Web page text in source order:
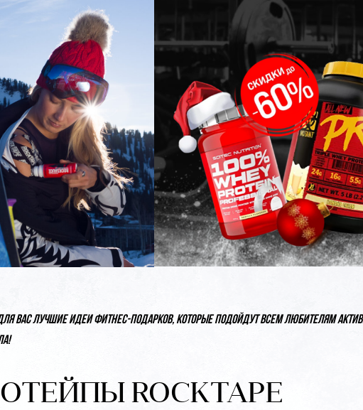
вас лучшие идеи фитнес-подарков, которые подойдут всем любителям
ROCKTAPE